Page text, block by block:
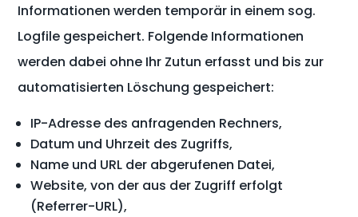
Informationen werden temporär in einem sog.
Logfile gespeichert. Folgende Informationen
werden dabei ohne Ihr Zutun erfasst und bis zur
automatisierten Löschung gespeichert:
IP-Adresse des anfragenden Rechners,
Datum und Uhrzeit des Zugriffs,
Name und URL der abgerufenen Datei,
Website, von der aus der Zugriff erfolgt
(Referrer-URL),